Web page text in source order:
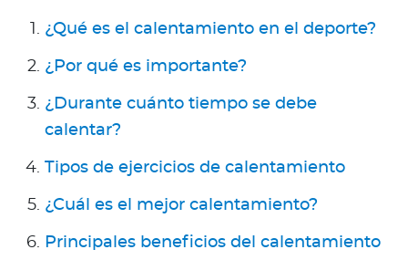
Contáctanos
¿Qué es el calentamiento en el deporte?
¿Por qué es importante?
¿Durante cuánto tiempo se debe
calentar?
Tipos de ejercicios de calentamiento
¿Cuál es el mejor calentamiento?
Principales beneficios del calentamiento